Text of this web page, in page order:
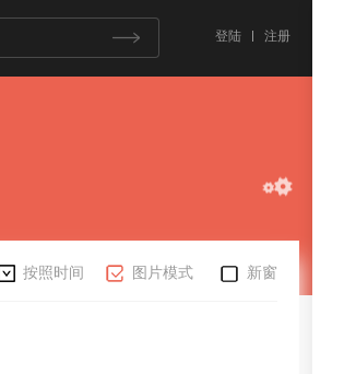
登陆 注册
新窗
图片模式
按照时间